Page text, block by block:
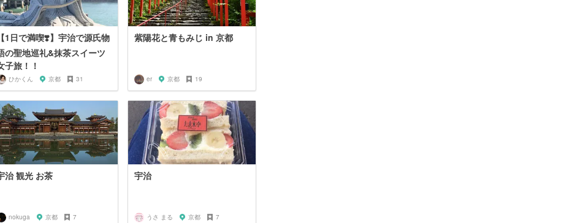
【1日で満喫❣️】宇治で源氏物
の聖地巡礼&抹茶スイーツ
子旅！！
ひかくん 京都 31
紫陽花と青もみじ in 京都
er 京都 19
治 観光 お茶
nokuga 京都 7
宇治
うさ まる 京都 7